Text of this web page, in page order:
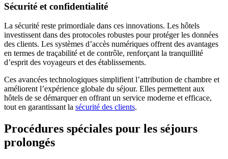
Sécurité et confidentialité
La sécurité reste primordiale dans ces innovations. Les hôtels
investissent dans des protocoles robustes pour protéger les données
des clients. Les systèmes d’accès numériques offrent des avantages
en termes de traçabilité et de contrôle, renforçant la tranquillité
d’esprit des voyageurs et des établissements.
Ces avancées technologiques simplifient l’attribution de chambre et
améliorent l’expérience globale du séjour. Elles permettent aux
hôtels de se démarquer en offrant un service moderne et efficace,
tout en garantissant la sécurité des clients.
Procédures spéciales pour les séjours
prolongés